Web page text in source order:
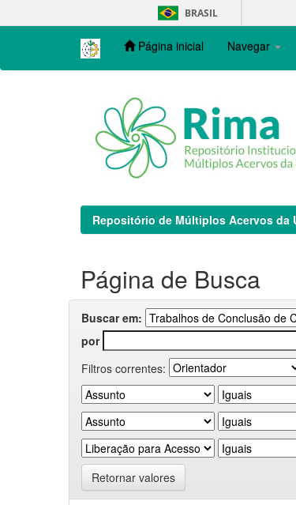
navigation
BRASIL
Página inicial Navegar
Repositório de Múltiplos Acervos da
Página de Busca
Buscar em:
por
Filtros correntes:
Retornar valores